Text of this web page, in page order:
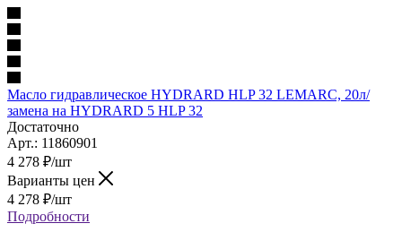
Масло гидравлическое HYDRARD HLP 32 LEMARC, 20л/
замена на HYDRARD 5 HLP 32
Достаточно
Арт.: 11860901
4 278 ₽/шт
Варианты цен
4 278 ₽/шт
Подробности